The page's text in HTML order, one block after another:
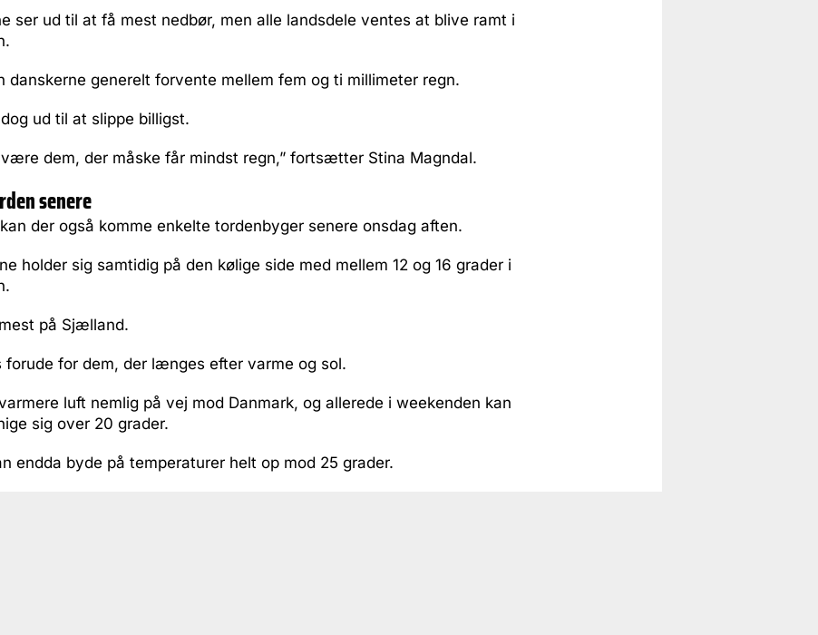
ser ud til at få mest nedbør, men alle landsdele ventes at blive ramt i
danskerne generelt forvente mellem fem og ti millimeter regn.
ud til at slippe billigst.
være dem, der måske får mindst regn,” fortsætter Stina Magndal.
senere
der også komme enkelte tordenbyger senere onsdag aften.
holder sig samtidig på den kølige side med mellem 12 og 16 grader i
på Sjælland.
forude for dem, der længes efter varme og sol.
luft nemlig på vej mod Danmark, og allerede i weekenden kan
sig over 20 grader.
endda byde på temperaturer helt op mod 25 grader.